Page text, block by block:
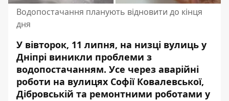
Водопостачання планують відновити до кінця
дня
У вівторок, 11 липня, на низці вулиць у
Дніпрі виникли проблеми з
водопостачанням. Усе через аварійні
роботи на вулицях Софії Ковалевської,
Дібровській та ремонтними роботами у